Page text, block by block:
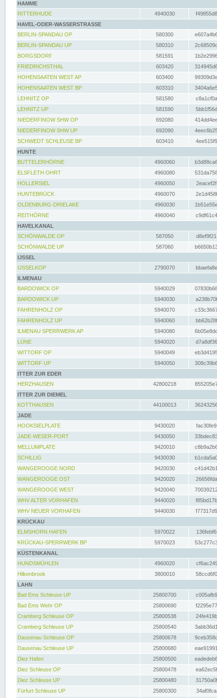
HAMME
RITTERHUDE
4940030
HAVEL-ODER-WASSERSTRASSE
BERLIN-SPANDAU OP
580300
BERLIN-SPANDAU UP
580310
BORGSDORF
581591
FRIEDRICHSTHAL
603420
HOHENSAATEN WEST AP
603400
HOHENSAATEN WEST BP
603310
LEHNITZ OP
581580
LEHNITZ UP
581590
NIEDERFINOW SHW OP
692080
NIEDERFINOW SHW UP
692090
SCHWEDT SCHLEUSE BP
603410
HUNTE
BUTTELERHÖRNE
4960060
ELSFLETH OHRT
4960080
HOLLERSIEL
4960050
HUNTEBRÜCK
4960070
OLDENBURG-DRIELAKE
4960030
REITHÖRNE
4960040
HAVELKANAL
SCHÖNWALDE OP
587050
SCHÖNWALDE UP
587060
IJSSEL
IJSSELKOP
2790070
ILMENAU
BARDOWICK OP
5940029
BARDOWICK UP
5940030
FAHRENHOLZ OP
5940070
FAHRENHOLZ UP
5940060
ILMENAU SPERRWERK AP
5940080
LÜNE
5940020
WITTORF OP
5940049
WITTORF UP
5940050
ITTER ZUR EDER
HERZHAUSEN
42800218
ITTER ZUR DIEMEL
KOTTHAUSEN
44100013
JADE
HOOKSIELPLATE
9430020
JADE-WESER-PORT
9430050
MELLUMPLATE
9420010
SCHILLIG
9430030
WANGEROOGE NORD
9420030
WANGEROOGE OST
9420020
WANGEROOGE WEST
9420040
WHV ALTER VORHAFEN
9440020
WHV NEUER VORHAFEN
9440030
KRÜCKAU
ELMSHORN HAFEN
5970022
KRÜCKAU-SPERRWERK BP
5970023
KÜSTENKANAL
HUNDSMÜHLEN
4960020
Hilkenbrook
3800010
LAHN
Bad Ems Schleuse UP
25800700
Bad Ems Wehr OP
25800690
Cramberg Schleuse OP
25800538
Cramberg Schleuse UP
25800540
Dausenau Schleuse OP
25800678
Dausenau Schleuse UP
25800680
Diez Hafen
25800500
Diez Schleuse OP
25800478
Diez Schleuse UP
25800480
Fürfurt Schleuse UP
25800300